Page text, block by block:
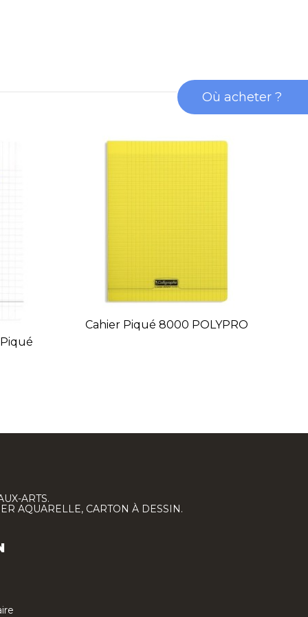
Cahier Piqué 8000 POLYPRO
ARTS.
AQUARELLE, CARTON À DESSIN.
Où acheter ?